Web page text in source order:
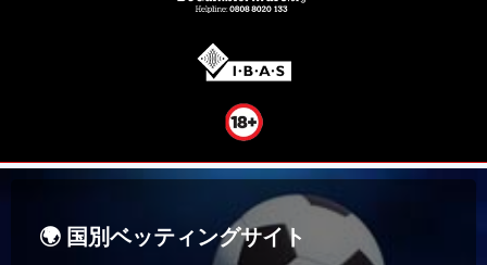
🌍 国別ベッティングサイト